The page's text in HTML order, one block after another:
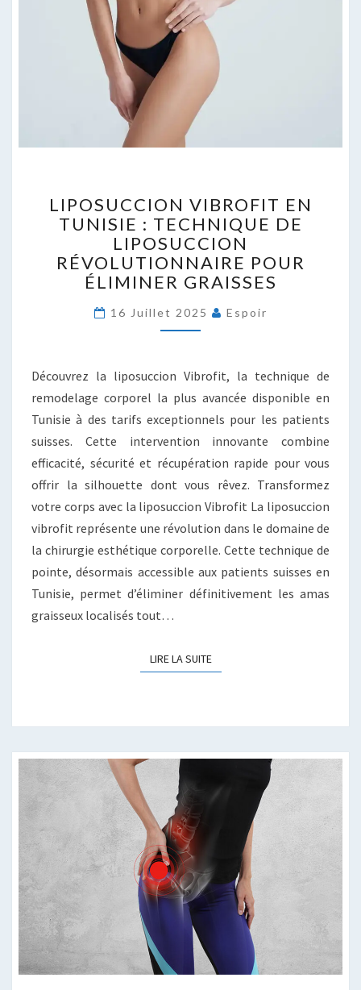
VIBROFIT
EN
TUNISIE
:
TECHNIQUE
DE
LIPOSUCCION
RÉVOLUTIONNAIRE
GRAISSES
LIPOSUCCION VIBROFIT EN
TUNISIE : TECHNIQUE DE
LIPOSUCCION
RÉVOLUTIONNAIRE POUR
ÉLIMINER GRAISSES
16 Juillet 2025 Espoir
Découvrez la liposuccion Vibrofit, la technique de
remodelage corporel la plus avancée disponible en
Tunisie à des tarifs exceptionnels pour les patients
suisses. Cette intervention innovante combine
efficacité, sécurité et récupération rapide pour vous
offrir la silhouette dont vous rêvez. Transformez
votre corps avec la liposuccion Vibrofit La liposuccion
vibrofit représente une révolution dans le domaine de
la chirurgie esthétique corporelle. Cette technique de
pointe, désormais accessible aux patients suisses en
Tunisie, permet d’éliminer définitivement les amas
graisseux localisés tout…
LIRE LA SUITELIRE LA SUITE